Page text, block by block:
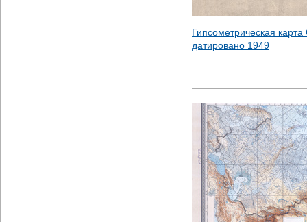
Гипсометрическая
датировано 1949